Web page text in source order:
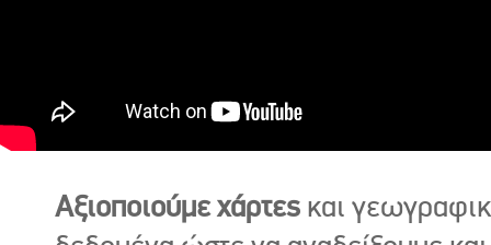
Αξιοποιούμε χάρτες και